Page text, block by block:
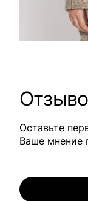
Оставьте
Ваше мнение